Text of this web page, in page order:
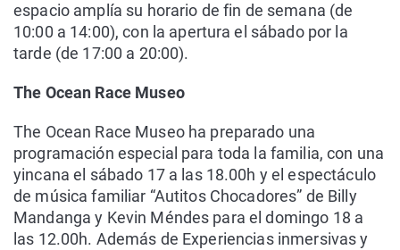
espacio amplía su horario de fin de semana (de
10:00 a 14:00), con la apertura el sábado por la
tarde (de 17:00 a 20:00).
The Ocean Race Museo
The Ocean Race Museo ha preparado una
programación especial para toda la familia, con una
yincana el sábado 17 a las 18.00h y el espectáculo
de música familiar “Autitos Chocadores” de Billy
Mandanga y Kevin Méndes para el domingo 18 a
las 12.00h. Además de Experiencias inmersivas y